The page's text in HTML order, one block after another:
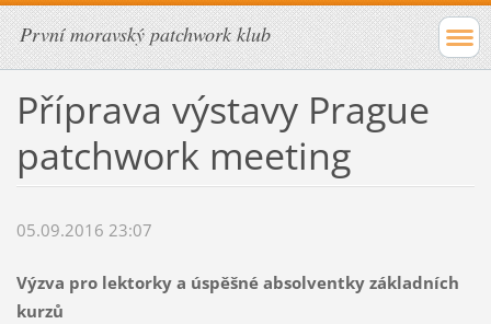
První moravský patchwork klub
Příprava výstavy Prague
patchwork meeting
05.09.2016 23:07
Výzva pro lektorky a úspěšné absolventky základních
kurzů